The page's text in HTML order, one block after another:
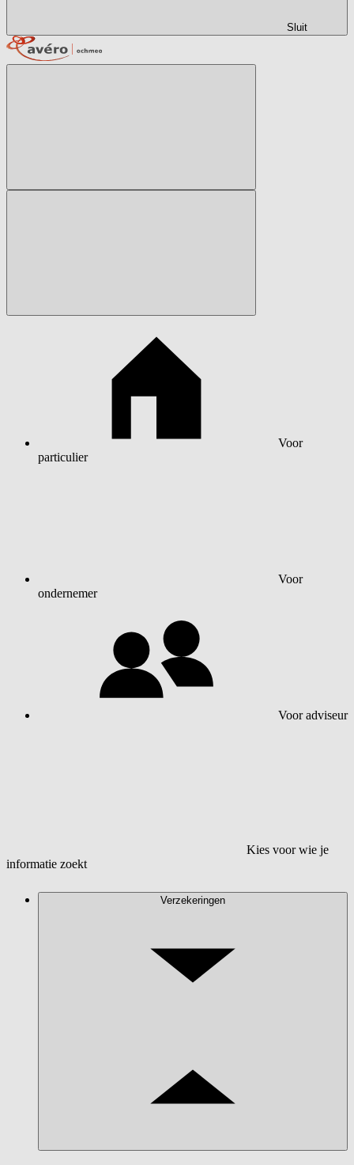
Sluit
Voor
particulier
Voor
ondernemer
Voor adviseur
Kies voor wie je
informatie zoekt
Verzekeringen